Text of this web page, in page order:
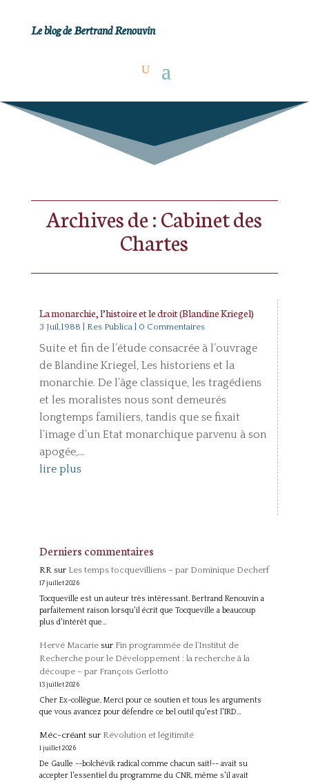
Le blog de Bertrand Renouvin
Archives de : Cabinet des
Chartes
La monarchie, l’histoire et le droit (Blandine Kriegel)
3 Juil,1988 Res Publica| 0 Commentaires
Suite et fin de l’étude consacrée à l’ouvrage
de Blandine Kriegel, Les historiens et la
monarchie. De l’âge classique, les tragédiens
et les moralistes nous sont demeurés
longtemps familiers, tandis que se fixait
l’image d’un Etat monarchique parvenu à son
apogée,...
lire plus
Derniers commentaires
RRsur Les temps tocquevilliens – par Dominique Decherf
17 juillet 2026
Tocqueville est un auteur très intéressant. Bertrand Renouvin a
parfaitement raison lorsqu'il écrit que Tocqueville a beaucoup
plus d'intérêt que…
Hervé Macariesur Fin programmée de l’Institut de
Recherche pour le Développement : la recherche à la
découpe – par François Gerlotto
13 juillet 2026
Cher Ex-collègue, Merci pour ce soutien et tous les arguments
que vous avancez pour défendre ce bel outil qu'est l'IRD…
Méc-créantsur Révolution et légitimité
1 juillet 2026
De Gaulle --bolchévik radical comme chacun sait!-- avait su
accepter l'essentiel du programme du CNR, même s'il avait